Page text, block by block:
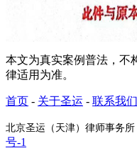
本文为真实案例普法，不
律适用为准。
首页 - 关于圣运 - 联系我们
北京圣运（天津）律师事务
号-1